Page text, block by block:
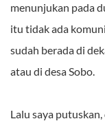
menunjukan pada
itu tidak ada
sudah berada di
atau di desa Sobo.
Lalu saya